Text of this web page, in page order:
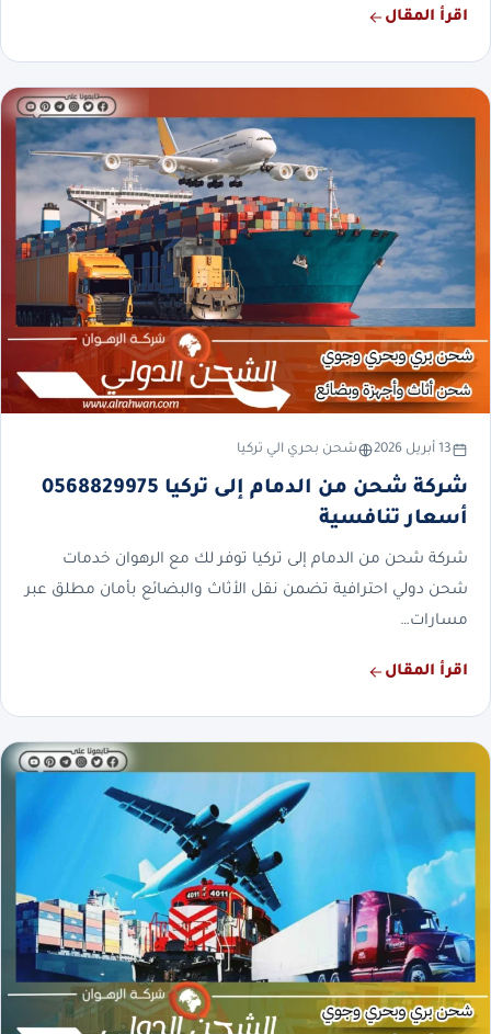
اقرأ المقال
13 أبريل 2026 شحن بحري الي تركيا
شركة شحن من الدمام إلى تركيا 0568829975
أسعار تنافسية
شركة شحن من الدمام إلى تركيا توفر لك مع الرهوان خدمات
شحن دولي احترافية تضمن نقل الأثاث والبضائع بأمان مطلق عبر
مسارات…
اقرأ المقال